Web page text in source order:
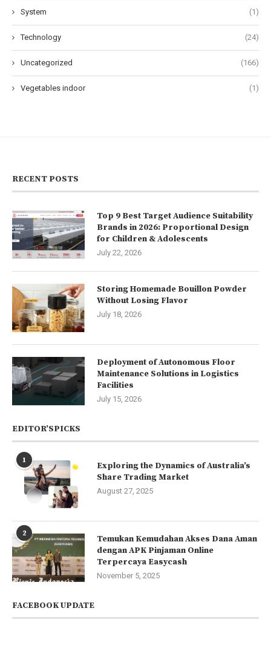
System (1)
Technology (24)
Uncategorized (166)
Vegetables indoor (1)
RECENT POSTS
Top 9 Best Target Audience Suitability
Brands in 2026: Proportional Design
for Children & Adolescents
July 22, 2026
Storing Homemade Bouillon Powder
Without Losing Flavor
July 18, 2026
Deployment of Autonomous Floor
Maintenance Solutions in Logistics
Facilities
July 15, 2026
EDITOR’SPICKS
1
Exploring the Dynamics of Australia’s
Share Trading Market
August 27, 2025
2
Temukan Kemudahan Akses Dana Aman
dengan APK Pinjaman Online
Terpercaya Easycash
November 5, 2025
FACEBOOK UPDATE